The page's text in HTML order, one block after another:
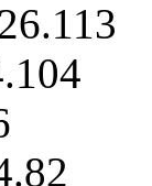
.113
.104
.82